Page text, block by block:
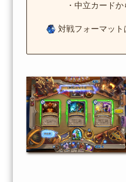
・中立カード
対戦フォーマット